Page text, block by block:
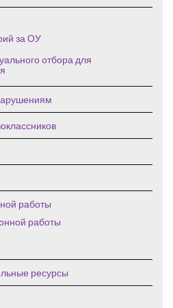
за ОУ
отбора для
работы
работы
ресурсы